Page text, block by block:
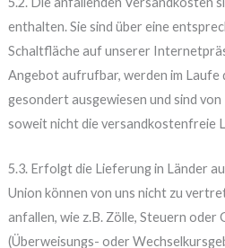
enthalten. Sie sind über eine
Schaltfläche auf unserer
Angebot aufrufbar, werden im Laufe
gesondert ausgewiesen und sind
soweit nicht die versandkostenfreie
5.3. Erfolgt die Lieferung in Länder
Union können von uns nicht zu
anfallen, wie z.B. Zölle, Steuern
(Überweisungs- oder